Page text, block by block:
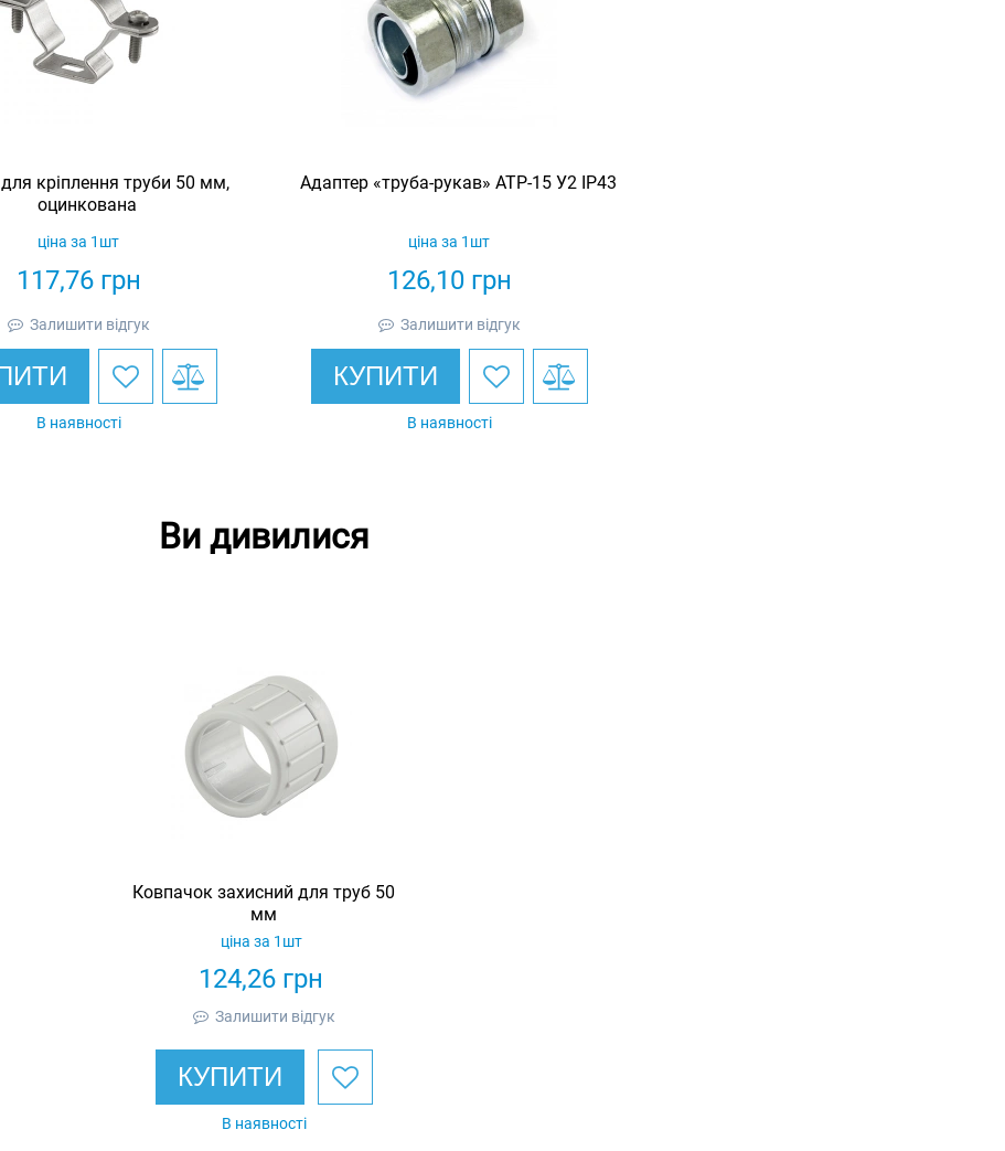
кріплення труби 50 мм,
оцинкована
117,76грн
ціна за 1шт
Залишити відгук
В наявності
Адаптер «труба-рукав» АТР-15 У2 IP43
126,10грн
ціна за 1шт
Залишити відгук
КУПИТИ
В наявності
Ви дивилися
Ковпачок захисний для труб 50
мм
124,26 грн
ціна за 1шт
Залишити відгук
КУПИТИ
В наявності